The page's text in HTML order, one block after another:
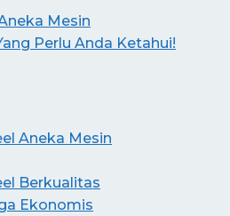
Mesin
Perlu Anda Ketahui!
Aneka Mesin
Berkualitas
Ekonomis